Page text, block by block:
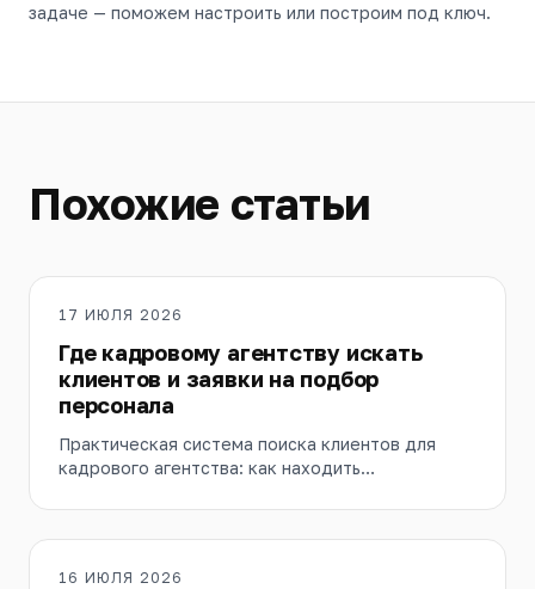
задаче — поможем настроить или построим под ключ.
Похожие статьи
17 ИЮЛЯ 2026
Где кадровому агентству искать
клиентов и заявки на подбор
персонала
Практическая система поиска клиентов для
кадрового агентства: как находить
выход, партнерства, контент и Telegram.
16 ИЮЛЯ 2026